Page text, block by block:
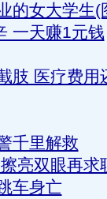
的女大学生(
一天赚1元钱
肢 医疗费用
千里解救
亮双眼再求
车身亡